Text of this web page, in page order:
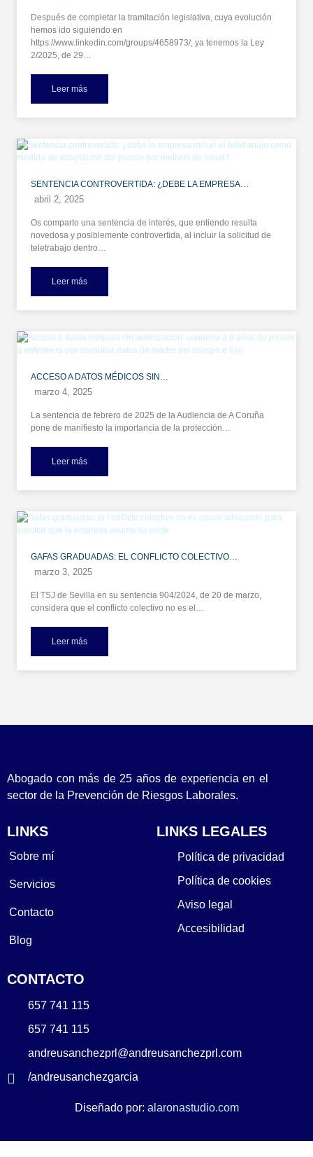
Después de completar la tramitación legislativa, cuya evolución
hemos ido siguiendo en
https://www.linkedin.com/groups/4658973/, ya tenemos la Ley
2/2025, de 29…
Leer más
SENTENCIA CONTROVERTIDA: ¿DEBE LA EMPRESA…
abril 2, 2025
Os comparto una sentencia de interés, que entiendo resulta
novedosa y posiblemente controvertida, al incluir la solicitud de
teletrabajo dentro…
Leer más
ACCESO A DATOS MÉDICOS SIN…
marzo 4, 2025
La sentencia de febrero de 2025 de la Audiencia de A Coruña
pone de manifiesto la importancia de la protección…
Leer más
GAFAS GRADUADAS: EL CONFLICTO COLECTIVO…
marzo 3, 2025
El TSJ de Sevilla en su sentencia 904/2024, de 20 de marzo,
considera que el conflicto colectivo no es el…
Leer más
Abogado con más de 25 años de experiencia en el
sector de la Prevención de Riesgos Laborales.
LINKS
Sobre mí
Servicios
Contacto
Blog
LINKS LEGALES
Política de privacidad
Política de cookies
Aviso legal
Accesibilidad
CONTACTO
657 741 115
657 741 115
andreusanchezprl@andreusanchezprl.com
/andreusanchezgarcia
Diseñado por: alaronastudio.com